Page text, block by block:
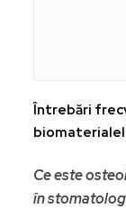
Întrebări
Ce este
în